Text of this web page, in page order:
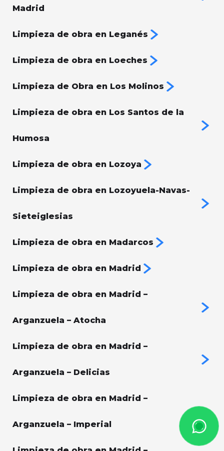
Madrid
Limpieza de obra en Leganés
Limpieza de obra en Loeches
Limpieza de Obra en Los Molinos
Limpieza de obra en Los Santos de la
Humosa
Limpieza de obra en Lozoya
Limpieza de obra en Lozoyuela-Navas-
Sieteiglesias
Limpieza de obra en Madarcos
Limpieza de obra en Madrid
Limpieza de obra en Madrid –
Arganzuela – Atocha
Limpieza de obra en Madrid –
Arganzuela – Delicias
Limpieza de obra en Madrid –
Arganzuela – Imperial